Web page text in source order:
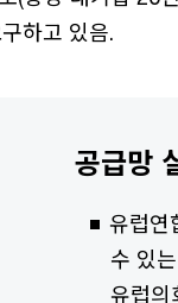
하고 있음.
공급망
유럽연
수 있
유럽의